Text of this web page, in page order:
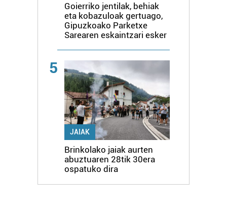
Goierriko jentilak, behiak
eta kobazuloak gertuago,
Gipuzkoako Parketxe
Sarearen eskaintzari esker
5
JAIAK
Brinkolako jaiak aurten
abuztuaren 28tik 30era
ospatuko dira